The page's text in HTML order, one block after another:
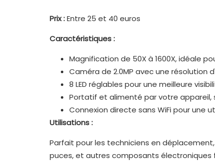
Prix :Entre 25 et 40 euros
Caractéristiques :
Magnification de 50X à 1600X, idéale
Caméra de 2.0MP avec une résolution
8 LED réglables pour une meilleure
Portatif et alimenté par votre appareil,
Connexion directe sans WiFi pour une
Utilisations :
Parfait pour les techniciens en
puces, et autres composants électroniques